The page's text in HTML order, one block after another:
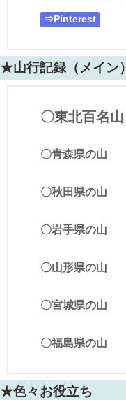
⇒Pinterest
★山行記録（メイン）
〇東北百名山
〇青森県の山
〇秋田県の山
〇岩手県の山
〇山形県の山
〇宮城県の山
〇福島県の山
★色々お役立ち